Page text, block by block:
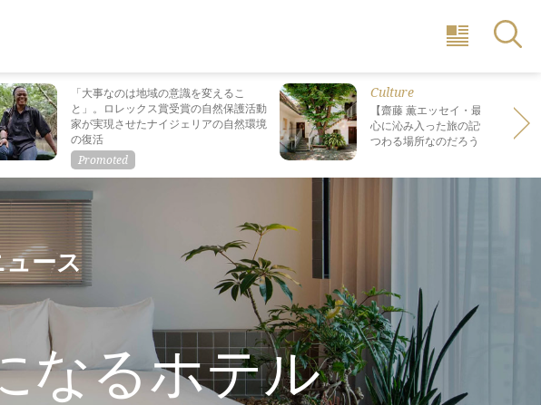
「大事なのは地域の意識を変えるこ
と」。ロレックス賞受賞の自然保護活動
家が実現させたナイジェリアの自然環境
の復活
Culture
【齋藤 薫エッセイ・最終回】 最
心に沁み入った旅の記憶は なぜ“死
つわる場所なのだろう？
ース
なるホテル